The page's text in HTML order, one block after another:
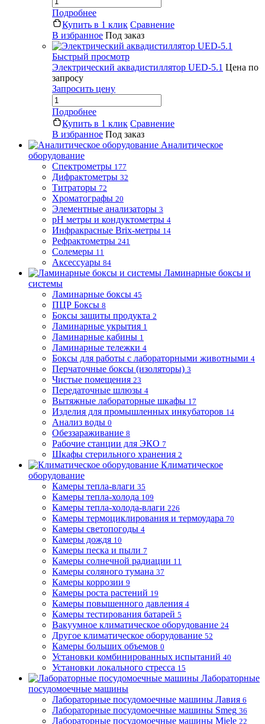
Подробнее
Купить в 1 клик Сравнение
В избранное Под заказ
Быстрый просмотр
Электрический аквадистиллятор UED-5.1 Цена по
запросу
Запросить цену
Подробнее
Купить в 1 клик Сравнение
В избранное Под заказ
Аналитическое
оборудование
Спектрометры 177
Дифрактометры 32
Титраторы 72
Хроматографы 20
Элементные анализаторы 3
pH метры и кондуктометры 4
Инфракрасные Brix-метры 14
Рефрактометры 241
Солемеры 11
Аксессуары 84
Ламинарные боксы и
системы
Ламинарные боксы 45
ПЦР Боксы 8
Боксы защиты продукта 2
Ламинарные укрытия 1
Ламинарные кабины 1
Ламинарные тележки 4
Боксы для работы с лабораторными животными 4
Перчаточные боксы (изоляторы) 3
Чистые помещения 23
Передаточные шлюзы 4
Вытяжные лабораторные шкафы 17
Изделия для промышленных инкубаторов 14
Анализ воды 0
Обеззараживание 8
Рабочие станции для ЭКО 7
Шкафы стерильного хранения 2
Климатическое
оборудование
Камеры тепла-влаги 35
Камеры тепла-холода 109
Камеры тепла-холода-влаги 226
Камеры термоциклирования и термоудара 70
Камеры светопогоды 4
Камеры дождя 10
Камеры песка и пыли 7
Камеры солнечной радиации 11
Камеры соляного тумана 37
Камеры коррозии 9
Камеры роста растений 19
Камеры повышенного давления 4
Камеры тестирования батарей 5
Вакуумное климатическое оборудование 24
Другое климатическое оборудование 52
Камеры больших объемов 0
Установки комбинированных испытаний 40
Установки локального стресса 15
Лабораторные
посудомоечные машины
Лабораторные посудомоечные машины Лавия 6
Лабораторные посудомоечные машины Smeg 36
Лабораторные посудомоечные машины Miele 22